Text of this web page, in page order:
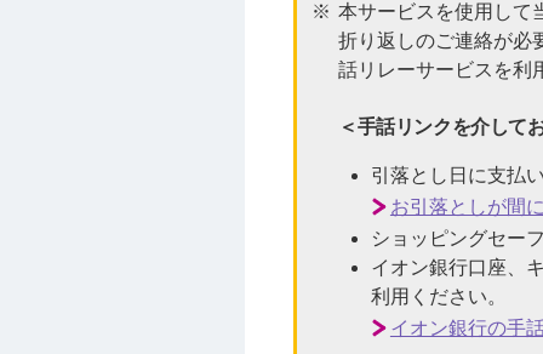
本サービスを使用して
折り返しのご連絡が必
話リレーサービスを利
＜手話リンクを介して
引落とし日に支払
お引落としが間
ショッピングセー
イオン銀行口座、
利用ください。
イオン銀行の手